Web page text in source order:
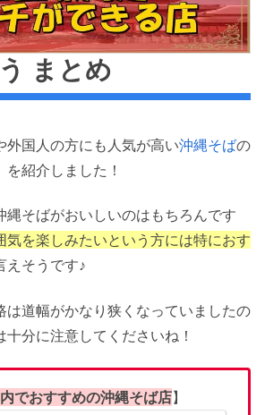
まとめ
外国人の方にも人気が高い沖縄そばの
を紹介しました！
縄そばがおいしいのはもちろんです
気を楽しみたいという方には特におす
えそうです♪
は道幅がかなり狭くなっていましたの
分に注意してくださいね！
でおすすめの沖縄そば店】